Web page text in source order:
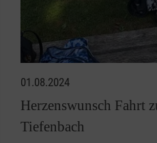
01.08.2024
Herzenswunsch Fahrt
Tiefenbach